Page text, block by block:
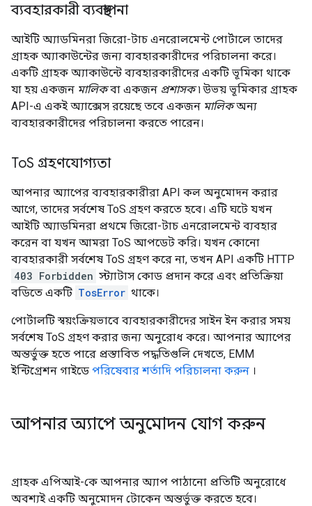
ব্যবহারকারী ব্যবস্থাপনা
আইটি অ্যাডমিনরা জিরো-টাচ এনরোলমেন্ট পোর্টালে তাদের
গ্রাহক অ্যাকাউন্টের জন্য ব্যবহারকারীদের পরিচালনা করে।
একটি গ্রাহক অ্যাকাউন্টে ব্যবহারকারীদের একটি ভূমিকা থাকে
যা হয় একজন মালিকবা একজন প্রশাসক৷ উভয় ভূমিকার গ্রাহক
API-এ একই অ্যাক্সেস রয়েছে তবে একজন মালিকঅন্য
ব্যবহারকারীদের পরিচালনা করতে পারেন।
ToS গ্রহণযোগ্যতা
আপনার অ্যাপের ব্যবহারকারীরা API কল অনুমোদন করার
আগে, তাদের সর্বশেষ ToS গ্রহণ করতে হবে। এটি ঘটে যখন
আইটি অ্যাডমিনরা প্রথমে জিরো-টাচ এনরোলমেন্ট ব্যবহার
করেন বা যখন আমরা ToS আপডেট করি। যখন কোনো
ব্যবহারকারী সর্বশেষ ToS গ্রহণ করে না, তখন API একটি HTTP
403 Forbidden স্ট্যাটাস কোড প্রদান করে এবং প্রতিক্রিয়া
বডিতে একটি TosError থাকে।
পোর্টালটি স্বয়ংক্রিয়ভাবে ব্যবহারকারীদের সাইন ইন করার সময়
সর্বশেষ ToS গ্রহণ করার জন্য অনুরোধ করে। আপনার অ্যাপের
অন্তর্ভুক্ত হতে পারে প্রস্তাবিত পদ্ধতিগুলি দেখতে, EMM
ইন্টিগ্রেশন গাইডে পরিষেবার শর্তাদি পরিচালনা করুন ।
আপনার অ্যাপে অনুমোদন যোগ করুন
গ্রাহক এপিআই-কে আপনার অ্যাপ পাঠানো প্রতিটি অনুরোধে
অবশ্যই একটি অনুমোদন টোকেন অন্তর্ভুক্ত করতে হবে।